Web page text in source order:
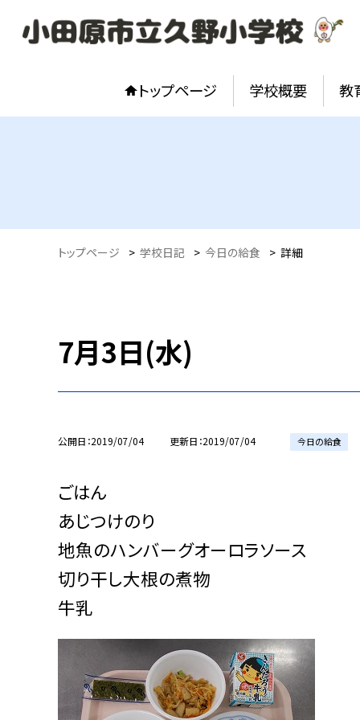
トップページ 学校概要 教
トップページ > 学校日記 > 今日の給食 > 詳細
7月3日(水)
公開日 2019/07/04 更新日 2019/07/04 今日の給食
ごはん
あじつけのり
地魚のハンバーグオーロラソース
切り干し大根の煮物
牛乳